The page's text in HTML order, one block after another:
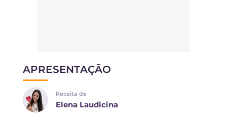
APRESENTAÇÃO
Receita de
Elena Laudicina